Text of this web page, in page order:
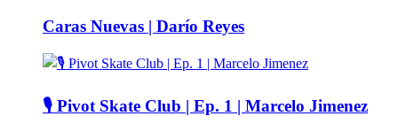
Caras Nuevas | Darío Reyes
🎙️ Pivot Skate Club | Ep. 1 | Marcelo Jimenez